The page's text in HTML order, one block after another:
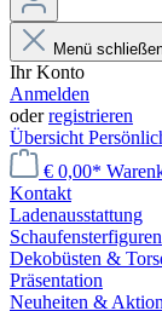
Menü
Ihr Konto
Anmelden
oderregistrieren
Übersicht
€ 0,00*
Kontakt
Laden­ausstattung
Schaufenster­figuren
Dekobüsten &
Präsentation
Neuheiten &